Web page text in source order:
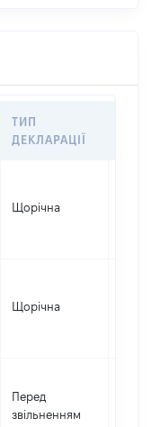
ТИП
ДЕКЛАРАЦІЇ
Щорічна
Щорічна
Перед
звільненням